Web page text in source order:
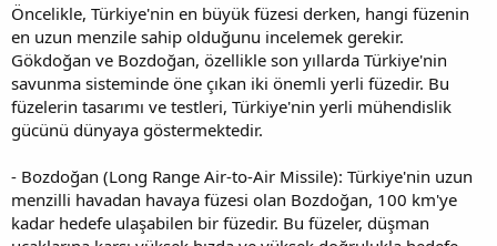
Öncelikle, Türkiye'nin en büyük füzesi derken, hangi füzenin
en uzun menzile sahip olduğunu incelemek gerekir.
Gökdoğan ve Bozdoğan, özellikle son yıllarda Türkiye'nin
savunma sisteminde öne çıkan iki önemli yerli füzedir. Bu
füzelerin tasarımı ve testleri, Türkiye'nin yerli mühendislik
gücünü dünyaya göstermektedir.
- Bozdoğan (Long Range Air-to-Air Missile): Türkiye'nin uzun
menzilli havadan havaya füzesi olan Bozdoğan, 100 km'ye
kadar hedefe ulaşabilen bir füzedir. Bu füzeler, düşman